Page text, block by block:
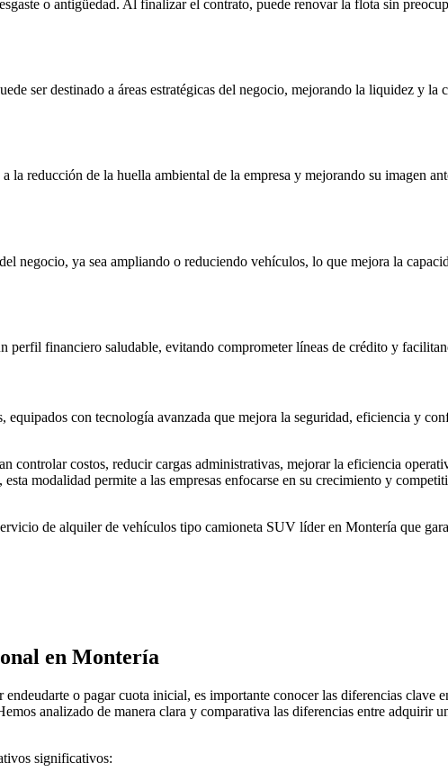
o antigüedad. Al finalizar el contrato, puede renovar la flota sin
ser destinado a áreas estratégicas del negocio, mejorando la liquidez y la
reducción de la huella ambiental de la empresa y mejorando su imagen
negocio, ya sea ampliando o reduciendo vehículos, lo que mejora la
financiero saludable, evitando comprometer líneas de crédito y
con tecnología avanzada que mejora la seguridad, eficiencia y
controlar costos, reducir cargas administrativas, mejorar la eficiencia
modalidad permite a las empresas enfocarse en su crecimiento y
de alquiler de vehículos tipo camioneta SUV líder en Montería que
en Montería
o pagar cuota inicial, es importante conocer las diferencias clave
analizado de manera clara y comparativa las diferencias entre adquirir
significativos: